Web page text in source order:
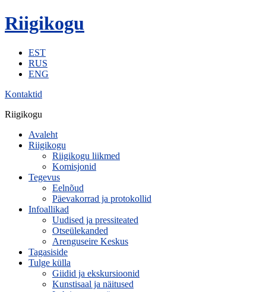
Riigikogu
EST
RUS
ENG
Kontaktid
Riigikogu
Avaleht
Riigikogu
Riigikogu liikmed
Komisjonid
Tegevus
Eelnõud
Päevakorrad ja protokollid
Infoallikad
Uudised ja pressiteated
Otseülekanded
Arenguseire Keskus
Tagasiside
Tulge külla
Giidid ja ekskursioonid
Kunstisaal ja näitused